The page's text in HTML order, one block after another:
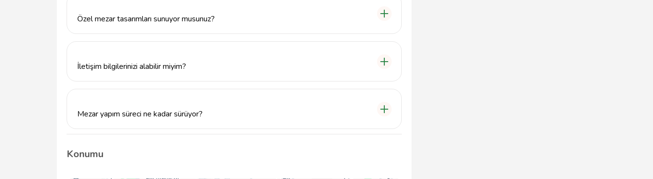
Özel mezar tasarımları sunuyor musunuz?
İletişim bilgilerinizi alabilir miyim?
Mezar yapım süreci ne kadar sürüyor?
Mezar yapım süreci, tasarım onayına bağlı olarak değişiklik göstermektedir; genellikle birkaç
Konumu